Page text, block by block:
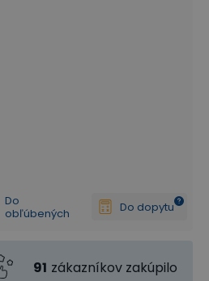
Do
obľúbených
Do dopytu
91 zákazníkov zakúpilo